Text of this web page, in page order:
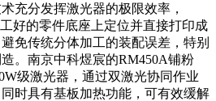
充分发挥激光器的极限效率，
好的零件底座上定位并直接打印成
免传统分体加工的装配误差，特别
。南京中科煜宸的RM450A铺粉
级激光器，通过双激光协同作业
时具有基板加热功能，可有效缓解